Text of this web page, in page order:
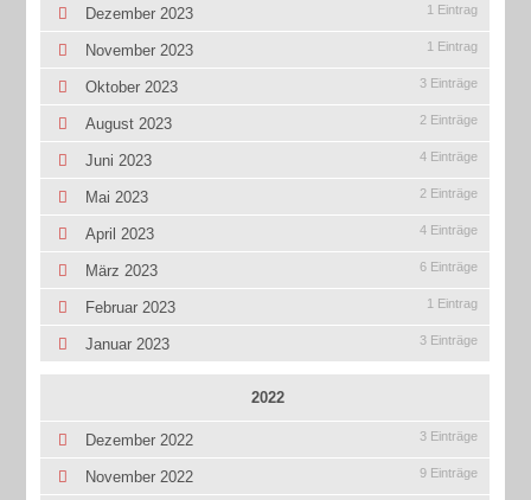
Dezember 2023 1 Eintrag
November 2023 1 Eintrag
Oktober 2023 3 Einträge
August 2023 2 Einträge
Juni 2023 4 Einträge
Mai 2023 2 Einträge
April 2023 4 Einträge
März 2023 6 Einträge
Februar 2023 1 Eintrag
Januar 2023 3 Einträge
2022
Dezember 2022 3 Einträge
November 2022 9 Einträge